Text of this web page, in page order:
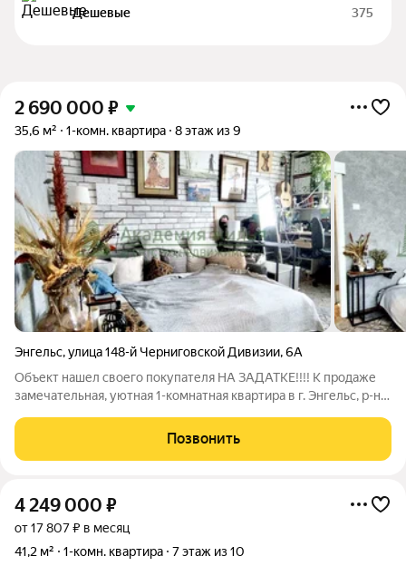
Дешевые 375
2 690 000 ₽
35,6 м² 1-комн. квартира 8 этаж из 9
Энгельс,улица 148-й Черниговской Дивизии,6А
Объект нашел своего покупателя НА ЗАДАТКЕ!!!! К продаже
замечательная, уютная 1-комнатная квартира в г. Энгельс, р-н
под ипотеку в Сбербанке ИНФРАСТРУКТУРА: В шаговой
доступности ТЦ Бульвар Роз,
Позвонить
4 249 000 ₽
от 17 807 ₽ в месяц
41,2 м²
1-комн. квартира 7 этаж из 10